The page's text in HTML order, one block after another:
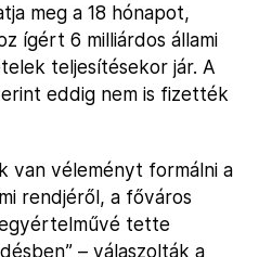
meg a 18 hónapot,
ígért 6 milliárdos állami
teljesítésekor jár. A
eddig nem is fizették
van véleményt formálni a
rendjéről, a főváros
tette
– válaszolták a